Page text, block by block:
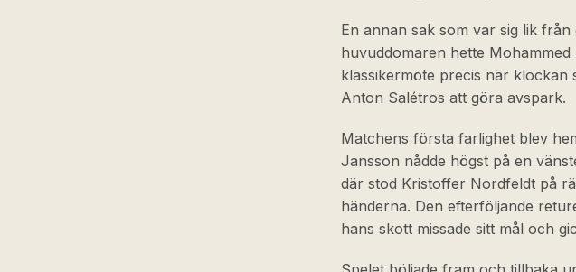
En annan sak som var sig lik
huvuddomaren hette
klassikermöte precis när klockan
Anton Salétros att göra avspark.
Matchens första farlighet blev
Jansson nådde högst på en
där stod Kristoffer Nordfeldt på
händerna. Den efterföljande
hans skott missade sitt mål och